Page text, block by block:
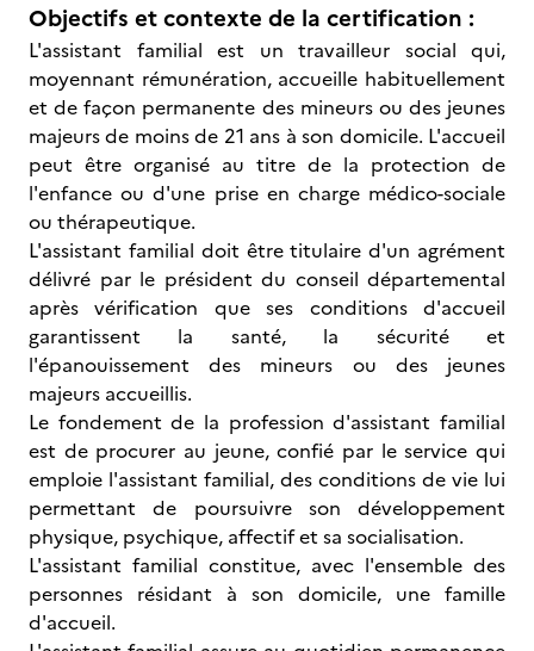
Objectifs et contexte de la certification :
L'assistant familial est un travailleur social qui,
moyennant rémunération, accueille habituellement
et de façon permanente des mineurs ou des jeunes
majeurs de moins de 21 ans à son domicile. L'accueil
peut être organisé au titre de la protection de
l'enfance ou d'une prise en charge médico-sociale
ou thérapeutique.
L'assistant familial doit être titulaire d'un agrément
délivré par le président du conseil départemental
après vérification que ses conditions d'accueil
garantissent la santé, la sécurité et
l'épanouissement des mineurs ou des jeunes
majeurs accueillis.
Le fondement de la profession d'assistant familial
est de procurer au jeune, confié par le service qui
emploie l'assistant familial, des conditions de vie lui
permettant de poursuivre son développement
physique, psychique, affectif et sa socialisation.
L'assistant familial constitue, avec l'ensemble des
personnes résidant à son domicile, une famille
d'accueil.